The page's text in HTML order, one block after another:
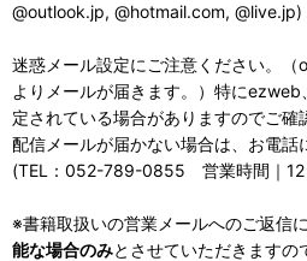
@outlook.jp, @hotmail.com, @live.jp)
迷惑メール設定にご注意ください。
よりメールが届きます。）特に
定されている場合がありますのでご確
配信メールが届かない場合は、お電話
(TEL：052-789-0855 営業時間｜
※書籍取扱いの営業メールへのご返信
能な場合のみとさせていただきます